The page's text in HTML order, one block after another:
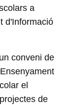
a
d'Informació
conveni de
el
de